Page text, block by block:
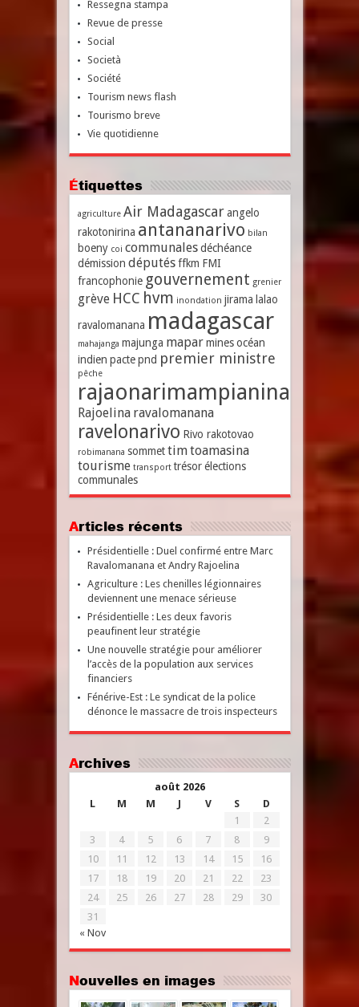
Ressegna stampa
Revue de presse
Social
Società
Société
Tourism news flash
Tourismo breve
Vie quotidienne
Étiquettes
agriculture Air Madagascar angelo
rakotonirina antananarivo bilan
boeny coi communales déchéance
démission députés ffkm FMI
francophonie gouvernement grenier
grève HCC hvm inondation jirama lalao
ravalomanana madagascar
mahajanga majunga mapar mines océan
indien pacte pnd premier ministre
pêche
rajaonarimampianina
Rajoelina ravalomanana
ravelonarivo Rivo rakotovao
robimanana sommet timtoamasina
tourisme transport trésor élections
communales
Articles récents
Présidentielle : Duel confirmé entre Marc
Ravalomanana et Andry Rajoelina
Agriculture : Les chenilles légionnaires
deviennent une menace sérieuse
Présidentielle : Les deux favoris
peaufinent leur stratégie
Une nouvelle stratégie pour améliorer
l’accès de la population aux services
financiers
Fénérive-Est : Le syndicat de la police
dénonce le massacre de trois inspecteurs
Archives
août 2026
L
M M J V S D
« Nov
1
2
3
4 5 6 7 8
9
10
11 12 13 14 15
16
17
18 19 20 21 22
23
24
25 26 27 28 29
30
31
Nouvelles en images